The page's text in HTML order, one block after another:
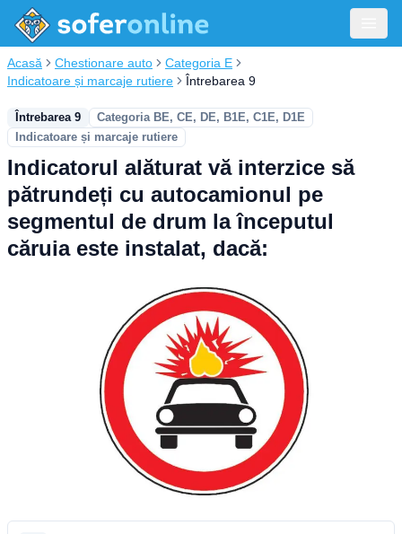
Acasă Chestionare auto
Categoria E
Indicatoare și marcaje rutiere
Întrebarea 9
Întrebarea 9
Categoria BE, CE, DE, B1E, C1E, D1E
Indicatoare și marcaje rutiere
Indicatorul alăturat vă interzice să
pătrundeți cu autocamionul pe
segmentul de drum la începutul
căruia este instalat, dacă: